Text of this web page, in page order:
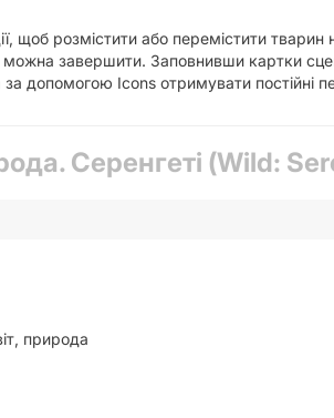
розмістити або перемістити
завершити. Заповнивши картки
допомогою Icons отримувати постійні
Серенгеті (Wild:
природа